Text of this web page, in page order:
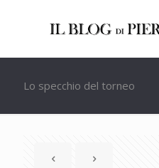
Lo specchio del torneo